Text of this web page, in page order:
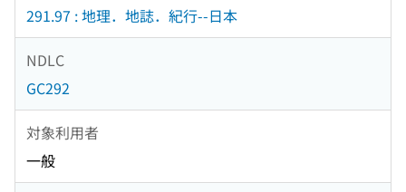
291.97 : 地理．地誌．紀行--日本
NDLC
GC292
対象利用者
一般